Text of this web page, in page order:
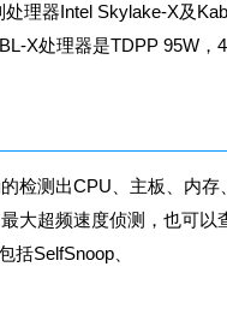
理器Intel Skylake-X及
X处理器是TDPP 95W，
检测出CPU、主板、内存
大超频速度侦测，也可以
SelfSnoop、